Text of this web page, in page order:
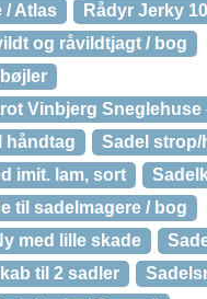
/ Atlas
Rådyr Jerky
og råvildtjagt / bog
Vinbjerg Sneglehuse
håndtag
Sadel
imit. lam, sort
til sadelmagere / bog
med lille skade
til 2 sadler